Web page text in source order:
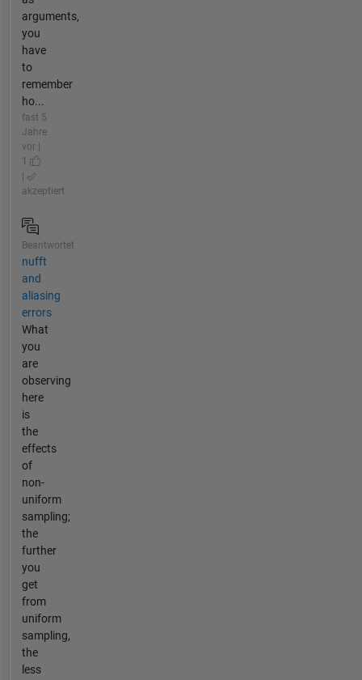
arguments,
you
have
to
remember
ho...
fast 5
Jahre
vor |
1
akzeptiert
Beantwortet
nufft
and
aliasing
errors
What
you
are
observing
here
is
the
effects
of
non-
uniform
sampling;
the
further
you
get
from
uniform
sampling,
the
less